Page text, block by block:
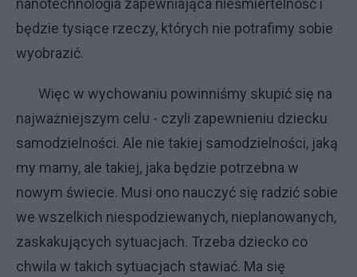
nanotechnologia zapewniająca nieśmiertelność i
będzie tysiące rzeczy, których nie potrafimy sobie
wyobrazić.
Więc w wychowaniu powinniśmy skupić się na
najważniejszym celu - czyli zapewnieniu dziecku
samodzielności. Ale nie takiej samodzielności, jaką
my mamy, ale takiej, jaka będzie potrzebna w
nowym świecie. Musi ono nauczyć się radzić sobie
we wszelkich niespodziewanych, nieplanowanych,
zaskakujących sytuacjach. Trzeba dziecko co
chwila w takich sytuacjach stawiać. Ma się